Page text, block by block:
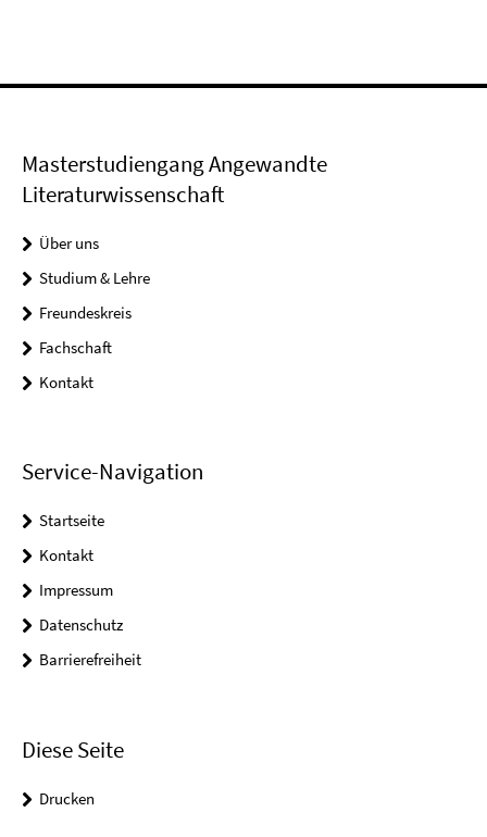
Masterstudiengang Angewandte
Literaturwissenschaft
Über uns
Studium & Lehre
Freundeskreis
Fachschaft
Kontakt
Service-Navigation
Startseite
Kontakt
Impressum
Datenschutz
Barrierefreiheit
Diese Seite
Drucken